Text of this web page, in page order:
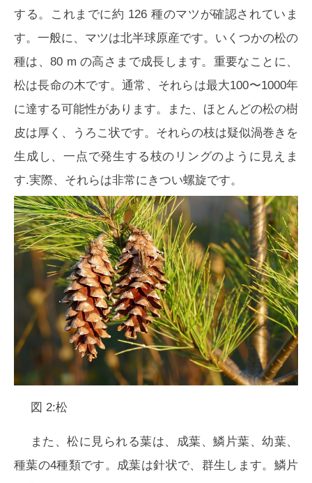
する。これまでに約 126 種のマツが確認されていま
す。一般に、マツは北半球原産です。いくつかの松の
種は、80 m の高さまで成長します。重要なことに、
松は長命の木です。通常、それらは最大100〜1000年
に達する可能性があります。また、ほとんどの松の樹
皮は厚く、うろこ状です。それらの枝は疑似渦巻きを
生成し、一点で発生する枝のリングのように見えま
す.実際、それらは非常にきつい螺旋です。
図 2:松
また、松に見られる葉は、成葉、鱗片葉、幼葉、
種葉の4種類です。成葉は針状で、群生します。鱗片